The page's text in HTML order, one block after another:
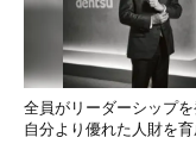
ングツールは今
Excel バージョ
＋［Shift］＋［
Windows 10／
の謎を解き明か
全員がリーダーシップを
自分より優れた人財を